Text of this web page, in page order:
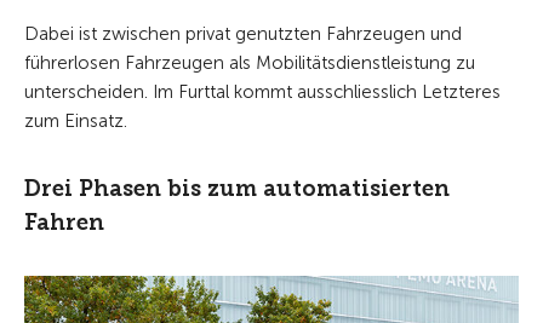
Dabei ist zwischen privat genutzten Fahrzeugen und
führerlosen Fahrzeugen als Mobilitätsdienstleistung zu
unterscheiden. Im Furttal kommt ausschliesslich Letzteres
zum Einsatz.
Drei Phasen bis zum automatisierten
Fahren